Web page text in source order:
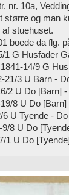
nr. 10a,
større og man
stuehuset.
boede da flg.
1 G Husfader
14/9 G
21/3 U Barn -
2 U Do [Barn]
8 U Do
6 U Tyende -
9/8 U Do
1 U Do